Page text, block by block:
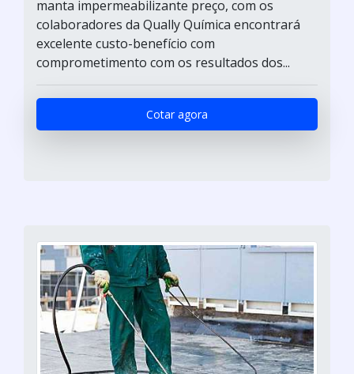
manta impermeabilizante preço, com os
colaboradores da Qually Química encontrará
excelente custo-benefício com
comprometimento com os resultados dos...
Cotar agora